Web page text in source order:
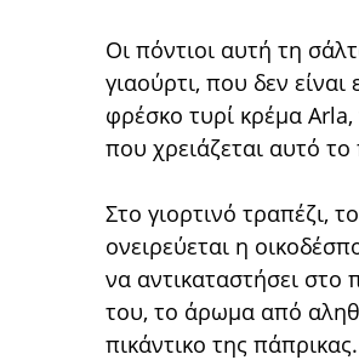
Οι πόντιοι αυτή τη
γιαούρτι, που δεν
φρέσκο τυρί κρέμα
που χρειάζεται αυτό το
Στο γιορτινό τραπέζι,
ονειρεύεται η
να αντικαταστήσει στο
του, το άρωμα από
πικάντικο της πάπρικας.